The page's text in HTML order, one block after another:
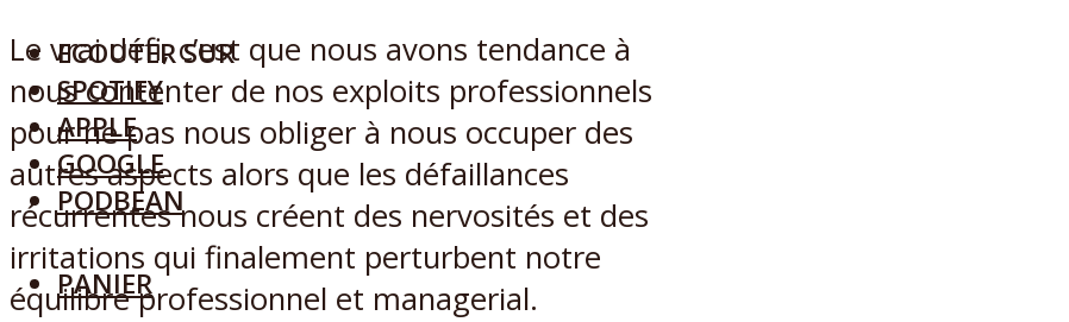
ECOUTER SUR
SPOTIFY
APPLE
GOOGLE
PODBEAN
PANIER
Le vrai défi, c’est que nous avons tendance à
nous contenter de nos exploits professionnels
pour ne pas nous obliger à nous occuper des
autres aspects alors que les défaillances
récurrentes nous créent des nervosités et des
irritations qui finalement perturbent notre
équilibre professionnel et managerial.